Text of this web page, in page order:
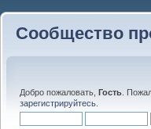
Сообщество
Добро пожаловать, Гость .
зарегистрируйтесь